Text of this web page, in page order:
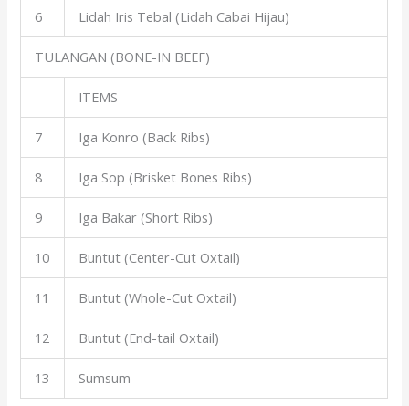
6 Lidah Iris Tebal (Lidah Cabai Hijau)
TULANGAN (BONE-IN BEEF)
ITEMS
7 Iga Konro (Back Ribs)
8 Iga Sop (Brisket Bones Ribs)
9 Iga Bakar (Short Ribs)
10 Buntut (Center-Cut Oxtail)
11 Buntut (Whole-Cut Oxtail)
12 Buntut (End-tail Oxtail)
13 Sumsum